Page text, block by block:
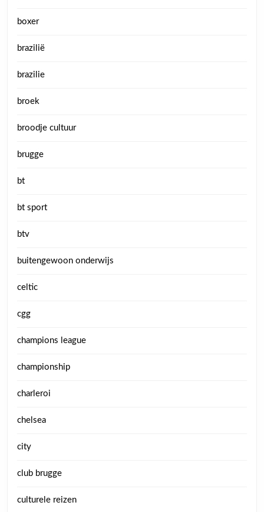
boxer
brazilië
brazilie
broek
broodje cultuur
brugge
bt
bt sport
btv
buitengewoon onderwijs
celtic
cgg
champions league
championship
charleroi
chelsea
city
club brugge
culturele reizen